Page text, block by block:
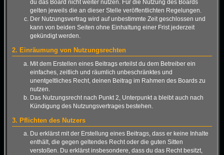
du das Board nicht weiter nutzen. Für die Nutzung des Boards
gelten jeweils die an dieser Stelle veröffentlichten Regelungen.
Der Nutzungsvertrag wird auf unbestimmte Zeit geschlossen und
kann von beiden Seiten ohne Einhaltung einer Frist jederzeit
gekündigt werden.
2. Einräumung von Nutzungsrechten
Mit dem Erstellen eines Beitrags erteilst du dem Betreiber ein
einfaches, zeitlich und räumlich unbeschränktes und
unentgeltliches Recht, deinen Beitrag im Rahmen des Boards zu
nutzen.
Das Nutzungsrecht nach Punkt 2, Unterpunkt a bleibt auch nach
Kündigung des Nutzungsvertrages bestehen.
3. Pflichten des Nutzers
Du erklärst mit der Erstellung eines Beitrags, dass er keine Inhalte
enthält, die gegen geltendes Recht oder die guten Sitten
verstoßen. Du erklärst insbesondere, dass du das Recht besitzt,